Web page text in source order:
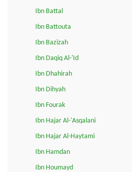
Ibn Battal
Ibn Battouta
Ibn Bazizah
Ibn Daqiq Al-'Id
Ibn Dhahirah
Ibn Dihyah
Ibn Fourak
Ibn Hajar Al-'Asqalani
Ibn Hajar Al-Haytami
Ibn Hamdan
Ibn Houmayd